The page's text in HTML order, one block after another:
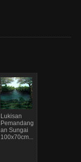
Lukisan
Pemandang
an Sungai
100x70cm...